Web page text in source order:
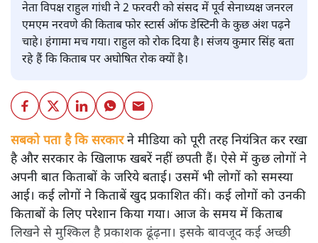
नेता विपक्ष राहुल गांधी ने 2 फरवरी को संसद में पूर्व सेनाध्यक्ष जनरल
एमएम नरवणे की किताब फोर स्टार्स ऑफ डेस्टिनी के कुछ अंश पढ़ने
चाहे। हंगामा मच गया। राहुल को रोक दिया है। संजय कुमार सिंह बता
रहे हैं कि किताब पर अघोषित रोक क्यों है।
सबको पता है कि सरकारने मीडिया को पूरी तरह नियंत्रित कर रखा
है और सरकार के खिलाफ खबरें नहीं छपती हैं। ऐसे में कुछ लोगों ने
अपनी बात किताबों के जरिये बताई। उसमें भी लोगों को समस्या
आई। कई लोगों ने किताबें खुद प्रकाशित कीं। कई लोगों को उनकी
किताबों के लिए परेशान किया गया। आज के समय में किताब
लिखने से मुश्किल है प्रकाशक ढूंढ़ना। इसके बावजूद कई अच्छी